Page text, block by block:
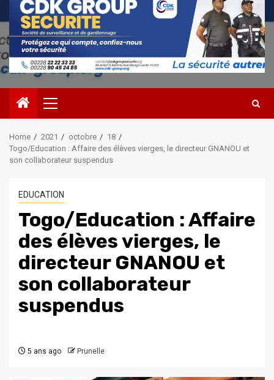
Primary
Menu
Home 2021 octobre
18
Togo/Education : Affaire des élèves vierges, le directeur GNANOU et
son collaborateur suspendus
EDUCATION
Togo/Education : Affaire
des élèves vierges, le
directeur GNANOU et
son collaborateur
suspendus
5 ans ago Prunelle